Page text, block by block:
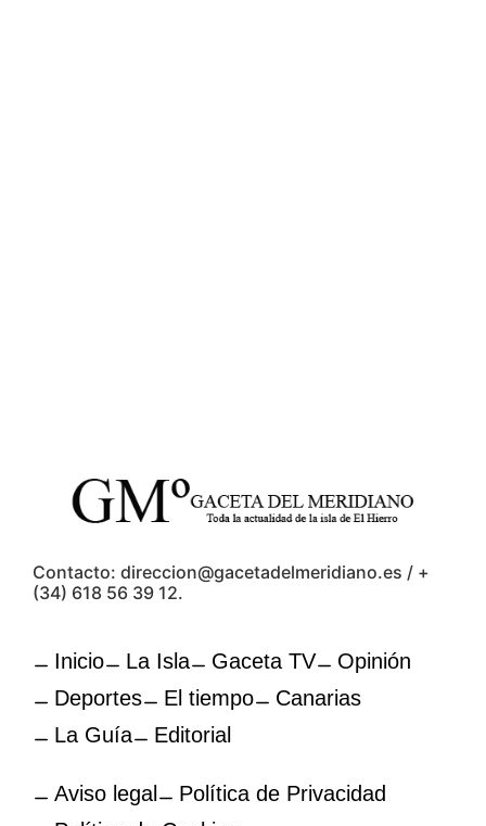
Contacto: direccion@gacetadelmeridiano.es / +
(34) 618 56 39 12.
Inicio La Isla Gaceta TV
Opinión
Deportes
El tiempo
Canarias
La Guía
Editorial
Aviso legal
Política de Privacidad